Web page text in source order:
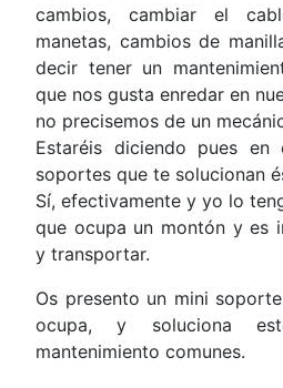
cambios, cambiar el
manetas, cambios de
decir tener un
que nos gusta enredar en
no precisemos de un
Estaréis diciendo pues
soportes que te solucionan
Sí, efectivamente y yo lo
que ocupa un montón y es
y transportar.
Os presento un mini
ocupa, y soluciona
mantenimiento comunes.